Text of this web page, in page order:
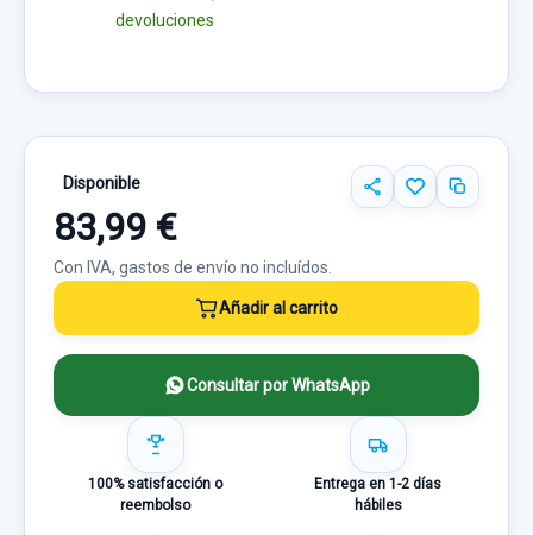
devoluciones
Disponible
83,99 €
Con IVA, gastos de envío no incluídos.
Añadir al carrito
Consultar por WhatsApp
100% satisfacción o
reembolso
Entrega en 1-2 días
hábiles